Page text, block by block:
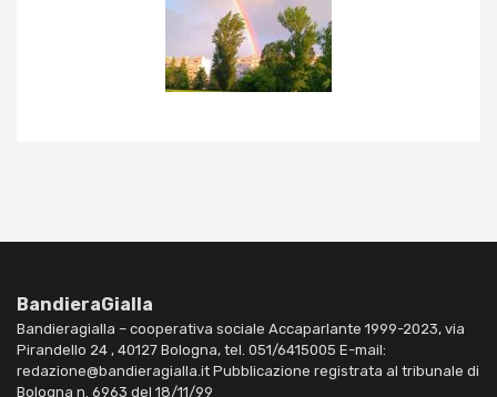
BandieraGialla
Bandieragialla – cooperativa sociale Accaparlante 1999-2023, via
Pirandello 24 , 40127 Bologna, tel. 051/6415005 E-mail:
redazione@bandieragialla.it Pubblicazione registrata al tribunale di
Bologna n. 6963 del 18/11/99